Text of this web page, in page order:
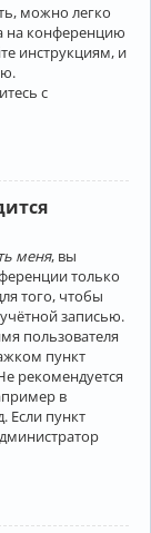
можно легко
на конференцию
инструкциям, и
с
меня, вы
только
того, чтобы
записью.
пользователя
пункт
рекомендуется
в
Если пункт